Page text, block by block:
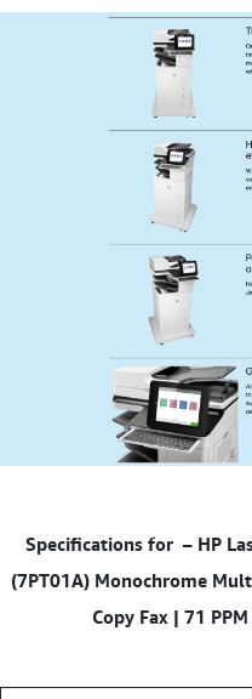
– HP
(7PT01A) Monochrome
Copy Fax | 71